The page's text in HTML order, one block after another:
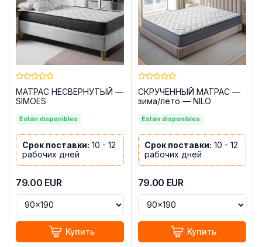
МАТРАС НЕСВЕРНУТЫЙ —
SIMOES
Están disponibles
Срок поставки: 10 - 12
рабочих дней
79.00 EUR
Купить
СКРУЧЕННЫЙ МАТРАС —
зима/лето — NILO
Están disponibles
Срок поставки: 10 - 12
рабочих дней
79.00 EUR
Купить